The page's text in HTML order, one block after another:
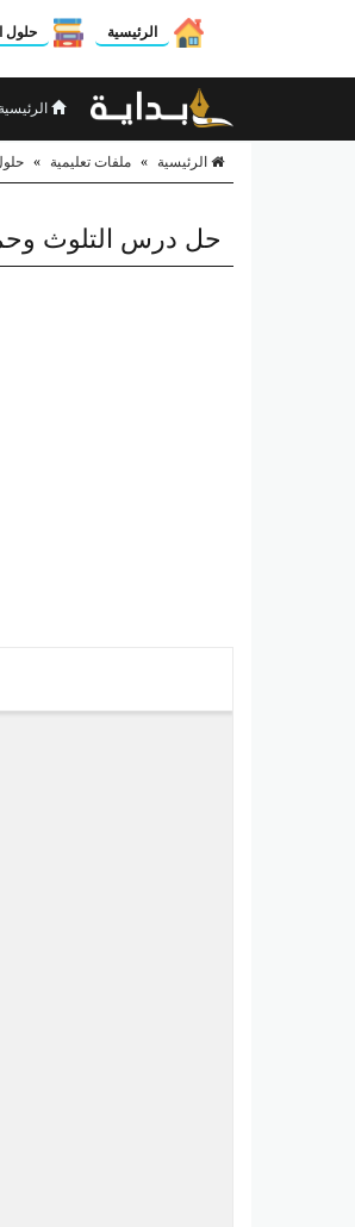
الرئيسية حلول
الرئيسية
الرئيسية » ملفات تعليمية »
حل درس التلوث